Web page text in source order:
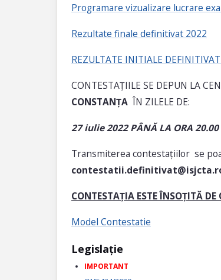
Programare vizualizare lucrare
Rezultate finale definitivat 2022
REZULTATE INITIALE
CONTESTAȚIILE SE DEPUN LA
CONSTANȚA ÎN ZILELE DE:
27 iulie 2022 PÂNĂ LA ORA
Transmiterea contestațiilor se
CONTESTAȚIA ESTE ÎNSOȚITĂ
Model Contestatie
Legislație
IMPORTANT